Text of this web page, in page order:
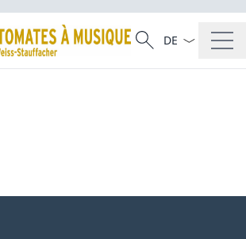
Recherche
Recherche
La langue